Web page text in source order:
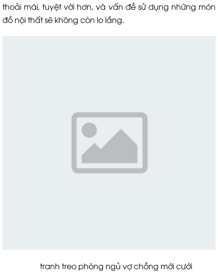
thoải mái, tuyệt vời hơn, và vấn đề sử dụng những món
đồ nội thất sẽ không còn lo lắng.
tranh treo phòng ngủ vợ chồng mới cưới